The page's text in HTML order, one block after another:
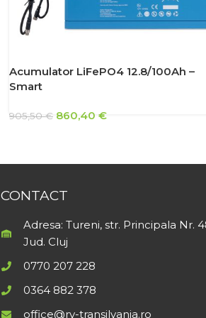
Acumulator LiFePO4 12.8/100Ah –
Smart
905,50€ 860,40 €
CONTACT
Adresa: Tureni, str. Principala Nr.
Jud. Cluj
0770 207 228
0364 882 378
office@rv-transilvania.ro